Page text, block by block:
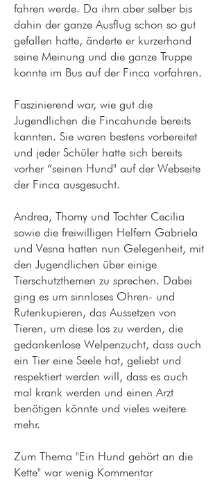
fahren werde. Da ihm aber selber bis
dahin der ganze Ausflug schon so gut
gefallen hatte, änderte er kurzerhand
seine Meinung und die ganze Truppe
konnte im Bus auf der Finca vorfahren.
Faszinierend war, wie gut die
Jugendlichen die Fincahunde bereits
kannten. Sie waren bestens vorbereitet
und jeder Schüler hatte sich bereits
vorher “seinen Hund" auf der Webseite
der Finca ausgesucht.
Andrea, Thomy und Tochter Cecilia
sowie die freiwilligen Helfern Gabriela
und Vesna hatten nun Gelegenheit, mit
den Jugendlichen über einige
Tierschutzthemen zu sprechen. Dabei
ging es um sinnloses Ohren- und
Rutenkupieren, das Aussetzen von
Tieren, um diese los zu werden, die
gedankenlose Welpenzucht, dass auch
ein Tier eine Seele hat, geliebt und
respektiert werden will, dass es auch
mal krank werden und einen Arzt
benötigen könnte und vieles weitere
mehr.
Zum Thema "Ein Hund gehört an die
Kette" war wenig Kommentar